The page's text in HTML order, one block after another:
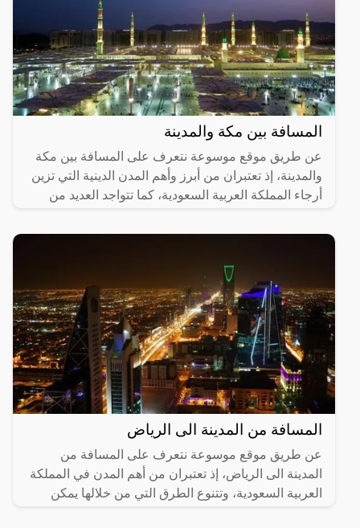
المسافة بين مكة والمدينة
عن طريق موقع موسوعة نتعرف على المسافة بين مكة
والمدينة، إذ تعتبران من أبرز وأهم المدن الدينية التي تزين
أرجاء المملكة العربية السعودية، كما تتواجد العديد من
المسافة من المدينة الى الرياض
عن طريق موقع موسوعة نتعرف على المسافة من
المدينة الى الرياض، إذ تعتبران من أهم المدن في المملكة
العربية السعودية، وتتنوع الطرق التي من خلالها يمكن